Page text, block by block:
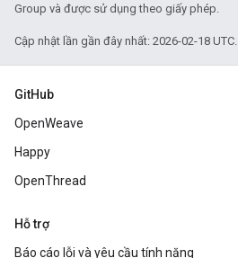
Group và được sử dụng theo giấy phép.
Cập nhật lần gần đây nhất: 2026-02-18 UTC.
GitHub
OpenWeave
Happy
OpenThread
Hỗ trợ
Báo cáo lỗi và yêu cầu tính năng